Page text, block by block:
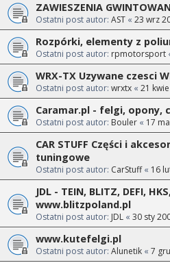
ZAWIESZENIA
Ostatni post autor: AST « 23 wrz
Rozpórki, elementy z
Ostatni post autor: rpmotorsport
WRX-TX Uzywane czesci
Ostatni post autor: wrxtx « 21
Caramar.pl - felgi, opony,
Ostatni post autor: Bouler « 17
CAR STUFF Części i
tuningowe
Ostatni post autor: CarStuff« 16
JDL - TEIN, BLITZ, DEFI,
www.blitzpoland.pl
Ostatni post autor: JDL « 30 sty
www.kutefelgi.pl
Ostatni post autor: Alunetik « 7